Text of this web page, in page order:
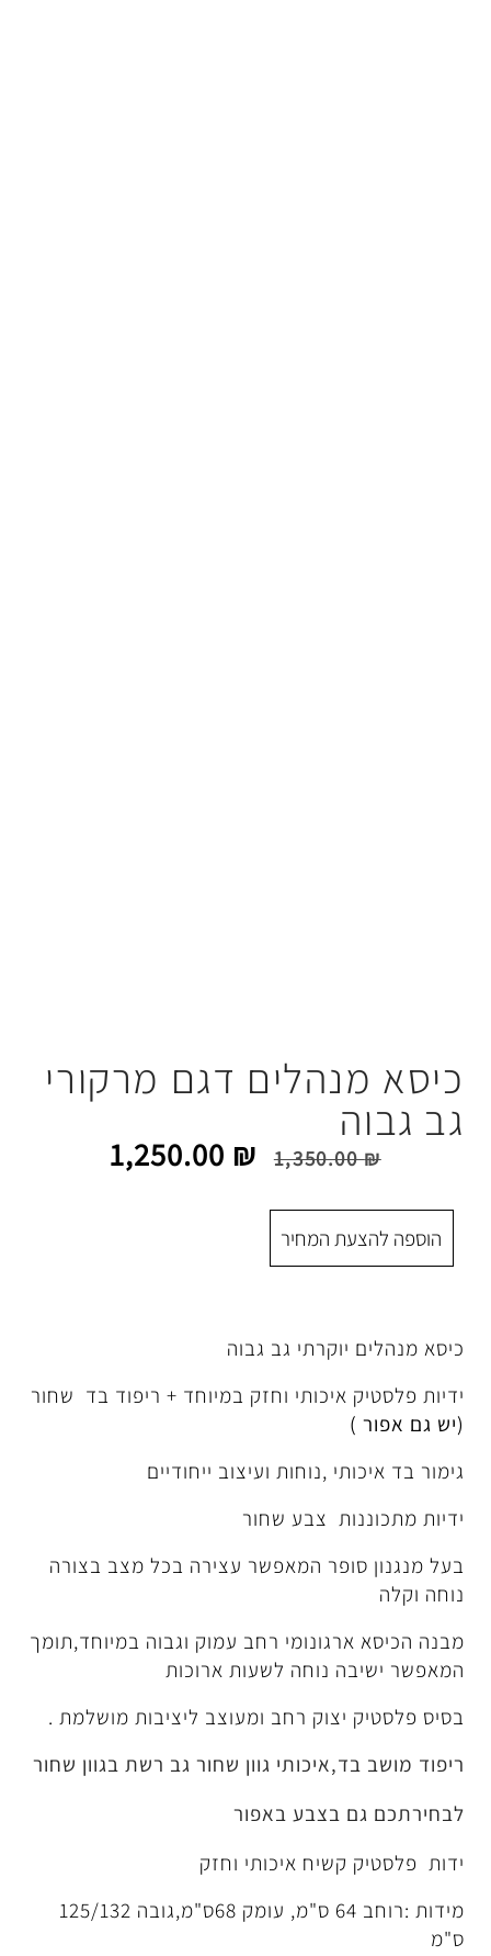
דגם מרקורי
1,250.00₪
המחיר
גב גבוה
וחזק במיוחד + ריפוד בד שחור
,נוחות ועיצוב ייחודיים
צבע שחור
המאפשר עצירה בכל מצב בצורה
רחב עמוק וגבוה במיוחד,תומך
נוחה לשעות ארוכות
רחב ומעוצב ליציבות מושלמת .
גוון שחור גב רשת בגוון שחור
באפור
איכותי וחזק
מידות :רוחב 64 ס"מ, עומק 68ס"מ,גובה 125/132